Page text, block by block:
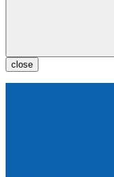
close